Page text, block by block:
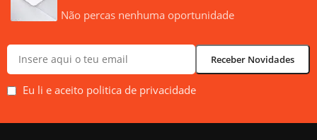
Não percas nenhuma oportunidade
Eu li e aceito politica de privacidade